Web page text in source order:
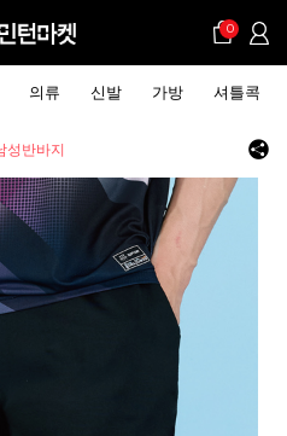
0
의류 신발 가방 셔틀콕
성반바지